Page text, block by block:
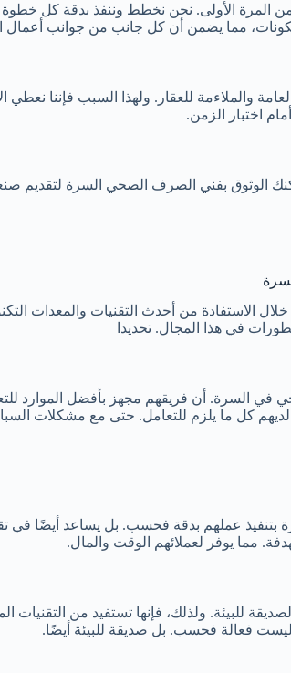
من المرة الأولى. نحن نخطط وننفذ بدقة كل
مما يضمن أن كل جانب من جوانب
والملاءمة للعقار. ولهذا السبب فإننا نعطي
اختبار الزمن.
بفني الصرف الصحي السرة لتقديم صنعة
من أحدث التقنيات والمعدات
في هذا المجال. تحديدا
في السرة. أن فريقهم مجهز بأفضل الموارد
كل ما يلزم للتعامل. حتى مع مشكلات السباكة
بتنفيذ عملهم بدقة فحسب. بل يساعد أيضًا
مما يوفر لعملائهم الوقت والمال.
ولذلك، فإنها تستفيد من التقنيات
ليست فعالة فحسب. بل صديقة للبيئة أيضًا.